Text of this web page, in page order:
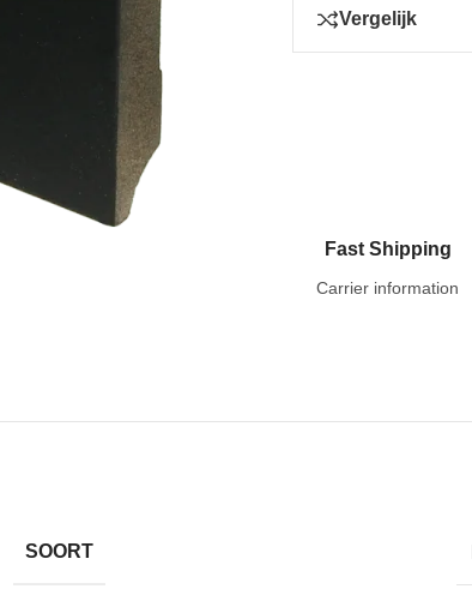
Vergelijk
Fast Shipping
Carrier information
SOORT